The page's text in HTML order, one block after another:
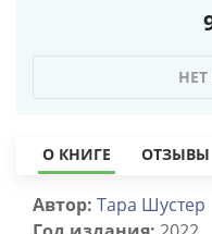
О КНИГЕ ОТЗЫВЫ
Автор: Тара Шустер